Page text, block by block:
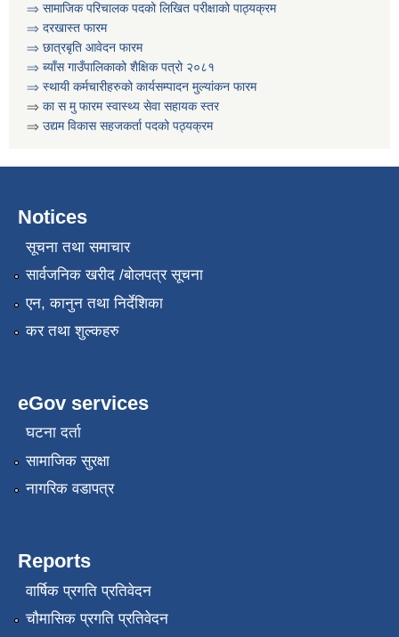
⇒ सामाजिक परिचालक पदको लिखित परीक्षाको पाठ्यक्रम
⇒ दरखास्त फारम
⇒ छात्रबृति आवेदन फारम
⇒ ब्याँस गाउँपालिकाको शैक्षिक पत्रो २०८१
⇒ स्थायी कर्मचारीहरुको कार्यसम्पादन मुल्यांकन फारम
⇒ का स मु फारम स्वास्थ्य सेवा सहायक स्तर
⇒ उद्यम विकास सहजकर्ता पदको पठ्यक्रम
Notices
सूचना तथा समाचार
सार्वजनिक खरीद /बोलपत्र सूचना
एन, कानुन तथा निर्देशिका
कर तथा शुल्कहरु
eGov services
घटना दर्ता
सामाजिक सुरक्षा
नागरिक वडापत्र
Reports
वार्षिक प्रगति प्रतिवेदन
चौमासिक प्रगति प्रतिवेदन